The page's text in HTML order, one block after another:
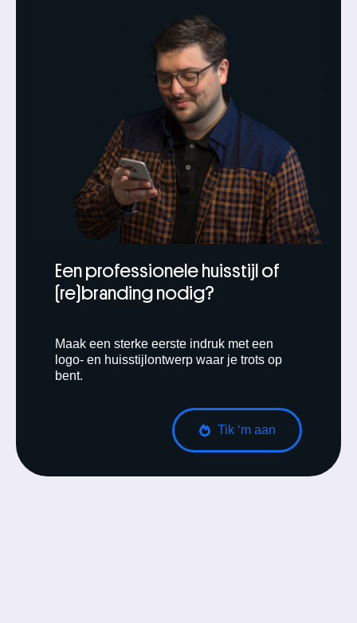
Een professionele huisstijl of
(re)branding nodig?
Maak een sterke eerste indruk met een
logo- en huisstijlontwerp waar je trots op
bent.
Tik ‘m aan